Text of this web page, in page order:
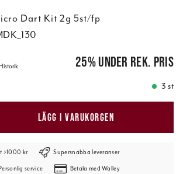
Dart Kit 2g 5st/fp
79,00 kr
25%under rek. pris
3 st
LÄGG I VARUKORGEN
>1000 kr Supersnabba leveranser
service Betala med Walley